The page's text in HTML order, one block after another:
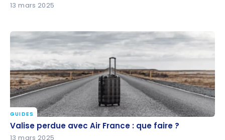
13 mars 2025
Valise perdue avec Air France : que faire ?
GUIDES
Valise perdue avec Air France : que faire ?
13 mars 2025